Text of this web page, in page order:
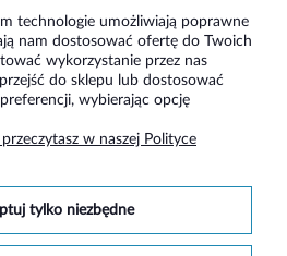
Pomoc
Moje konto
technologie umożliwiają poprawne
nam dostosować ofertę do Twoich
wykorzystanie przez nas
do sklepu lub dostosować
wybierając opcję
w naszej Polityce
tylko niezbędne